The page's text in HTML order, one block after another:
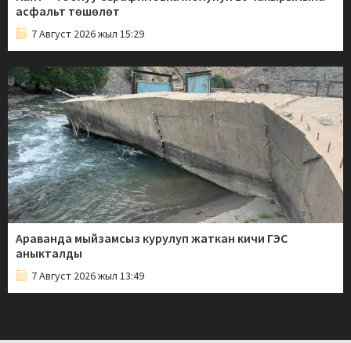
асфальт төшөлөт
7 Август 2026 жыл 15:29
Араванда мыйзамсыз курулуп жаткан кичи ГЭС
аныкталды
7 Август 2026 жыл 13:49